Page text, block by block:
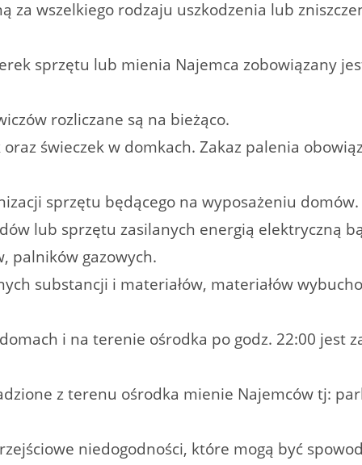
za wszelkiego rodzaju uszkodzenia lub
sprzętu lub mienia Najemca zobowiązany
rozliczane są na bieżąco.
świeczek w domkach. Zakaz palenia
sprzętu będącego na wyposażeniu domów.
lub sprzętu zasilanych energią elektryczną
palników gazowych.
substancji i materiałów, materiałów
i na terenie ośrodka po godz. 22:00 jest
z terenu ośrodka mienie Najemców tj:
niedogodności, które mogą być